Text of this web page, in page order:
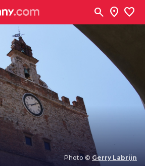
search location_on favorite
Photo © Gerry Labrijn